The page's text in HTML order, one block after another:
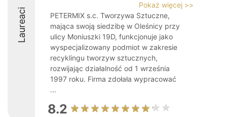
Laureaci
Pokaż więcej >>
PETERMIX s.c. Tworzywa Sztuczne,
mająca swoją siedzibę w Oleśnicy przy
ulicy Moniuszki 19D, funkcjonuje jako
wyspecjalizowany podmiot w zakresie
recyklingu tworzyw sztucznych,
rozwijając działalność od 1 września
1997 roku. Firma zdołała wypracować
...
8.2